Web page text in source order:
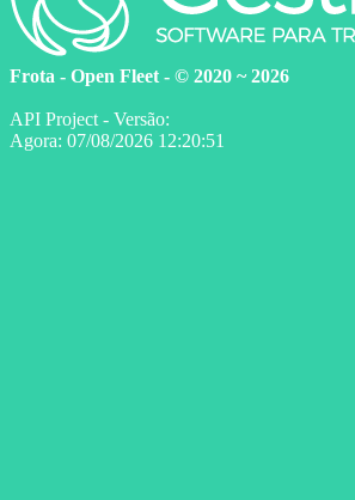
Frota - Open Fleet - © 2020 ~ 2026
API Project - Versão:
Agora: 07/08/2026 12:20:51